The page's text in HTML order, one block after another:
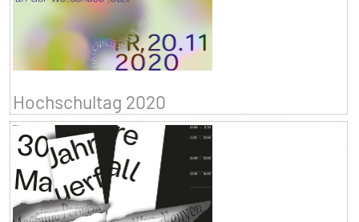
Hochschultag 2020